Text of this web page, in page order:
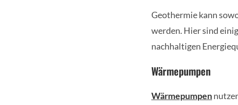
Geothermie kann
werden. Hier sind
nachhaltigen
Wärmepumpen
Wärmepumpen